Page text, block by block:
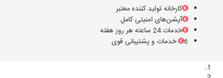
کارخانه تولید کننده معتبر
آپشن‌های امنیتی کامل
خدمات 24 ساعته هر روز هفته
6 خدمات و پشتیبانی قوی